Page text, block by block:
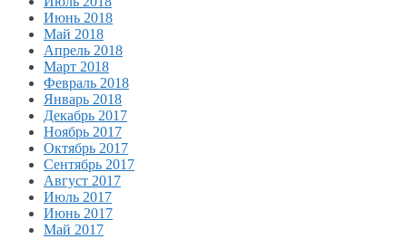
Июнь 2018
Май 2018
Апрель 2018
Март 2018
Февраль 2018
Январь 2018
Декабрь 2017
Ноябрь 2017
Октябрь 2017
Сентябрь 2017
Август 2017
Июль 2017
Июнь 2017
Май 2017